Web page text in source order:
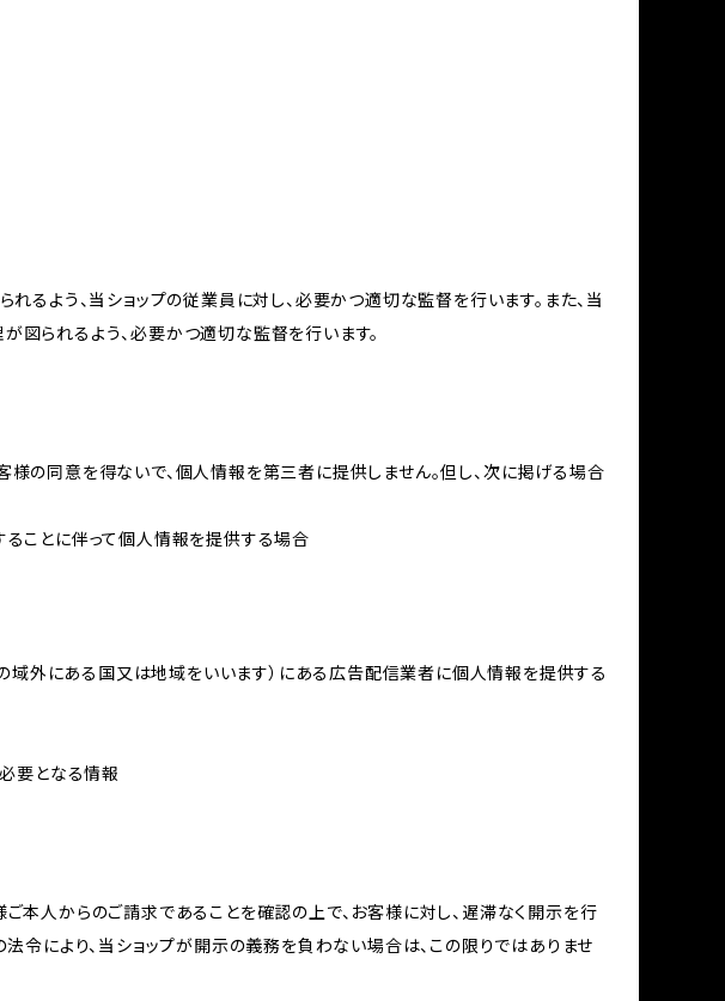
るよう、当ショップの従業員に対し、必要かつ適切な監督を行います。また、当
られるよう、必要かつ適切な監督を行います。
の同意を得ないで、個人情報を第三者に提供しません。但し、次に掲げる場合
ことに伴って個人情報を提供する場合
外にある国又は地域をいいます）にある広告配信業者に個人情報を提供する
要となる情報
本人からのご請求であることを確認の上で、お客様に対し、遅滞なく開示を行
令により、当ショップが開示の義務を負わない場合は、この限りではありませ